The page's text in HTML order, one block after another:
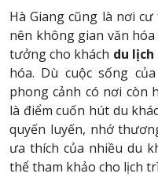
Hà Giang cũng là nơi
nên không gian văn
tưởng cho khách du lịch
hóa. Dù cuộc sống
phong cảnh có nơi còn
là điểm cuốn hút du
quyến luyến, nhớ
ưa thích của nhiều du
thể tham khảo cho lịch